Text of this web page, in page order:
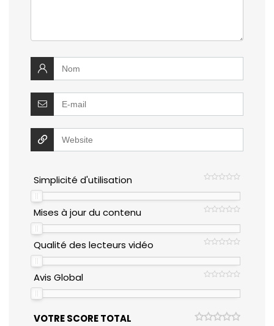
Simplicité d'utilisation
Mises à jour du contenu
Qualité des lecteurs vidéo
Avis Global
VOTRE SCORE TOTAL